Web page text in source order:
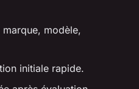
marque, modèle,
initiale rapide.